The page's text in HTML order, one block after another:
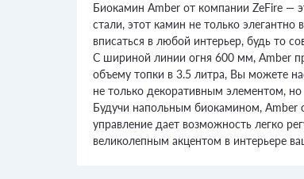
Биокамин Amber от компании ZeFire —
стали, этот камин не только
вписаться в любой интерьер, будь то
С шириной линии огня 600 мм, Amber
объему топки в 3.5 литра, Вы можете
не только декоративным элементом,
Будучи напольным биокамином, Amber
управление дает возможность легко
великолепным акцентом в интерьере